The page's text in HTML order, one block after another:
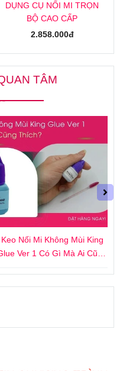
DỤNG CỤ NỐI MI TRỌN
BỘ CAO CẤP
2.858.000đ
TÂM
Keo Nối Mi Không Mùi King
Ver 1 Có Gì Mà Ai Cũng